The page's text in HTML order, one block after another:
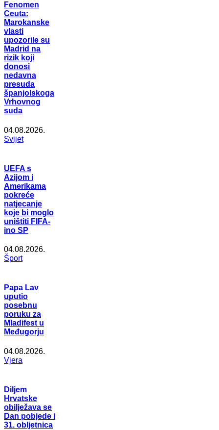
Fenomen
Ceuta:
Marokanske
vlasti
upozorile su
Madrid na
rizik koji
donosi
nedavna
presuda
španjolskoga
Vrhovnog
suda
04.08.2026.
Svijet
UEFA s
Azijom i
Amerikama
pokreće
natjecanje
koje bi moglo
uništiti FIFA-
ino SP
04.08.2026.
Šport
Papa Lav
uputio
posebnu
poruku za
Mladifest u
Međugorju
04.08.2026.
Vjera
Diljem
Hrvatske
obilježava se
Dan pobjede i
31. obljetnica